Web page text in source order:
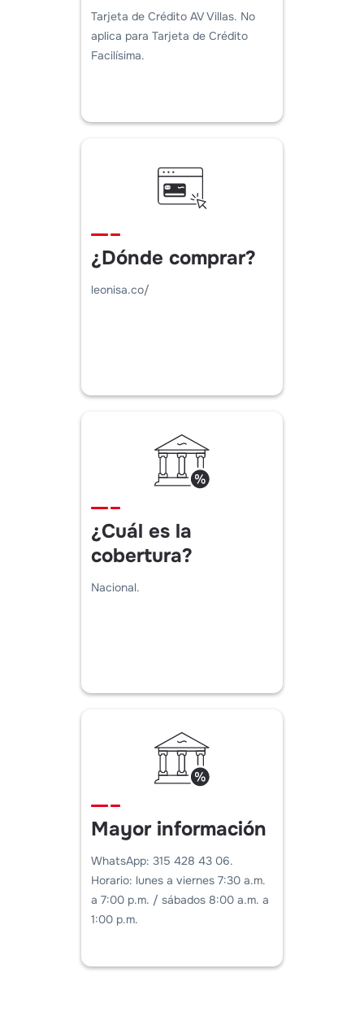
Tarjeta de Crédito AV Villas. No
aplica para Tarjeta de Crédito
Facilísima.
¿Dónde comprar?
leonisa.co/
¿Cuál es la
cobertura?
Nacional.
Mayor información
WhatsApp: 315 428 43 06.
Horario: lunes a viernes 7:30 a.m.
a 7:00 p.m. / sábados 8:00 a.m. a
1:00 p.m.